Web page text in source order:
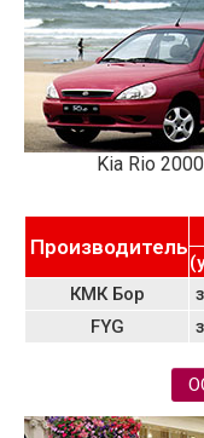
Kia Rio
Производитель
КМК Бор
FYG